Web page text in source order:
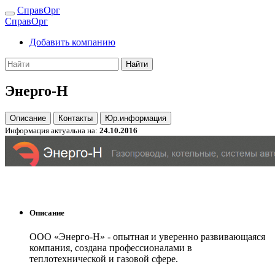
СправОрг
СправОрг
Добавить компанию
Найти
Энерго-Н
Описание Контакты
Юр.информация
Информация актуальна на: 24.10.2016
Описание
ООО «Энерго-Н» - опытная и уверенно развивающаяся
компания, создана профессионалами в
теплотехнической и газовой сфере.